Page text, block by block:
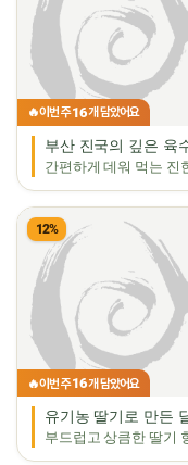
🔥이번 주16개 담았어요
부산 진국의 깊은 육
간편하게 데워 먹는 진
12%
🔥이번 주16개 담았어요
유기농 딸기로 만든
부드럽고 상큼한 딸기